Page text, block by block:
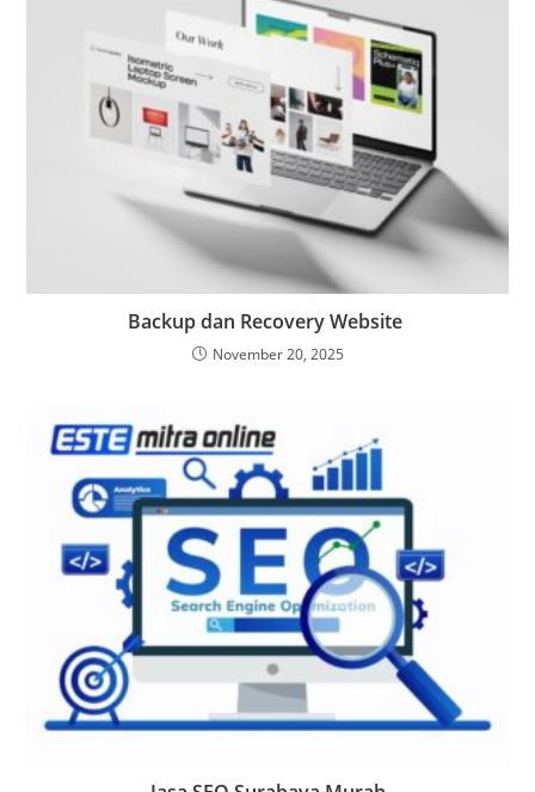
Backup dan Recovery Website
November 20, 2025